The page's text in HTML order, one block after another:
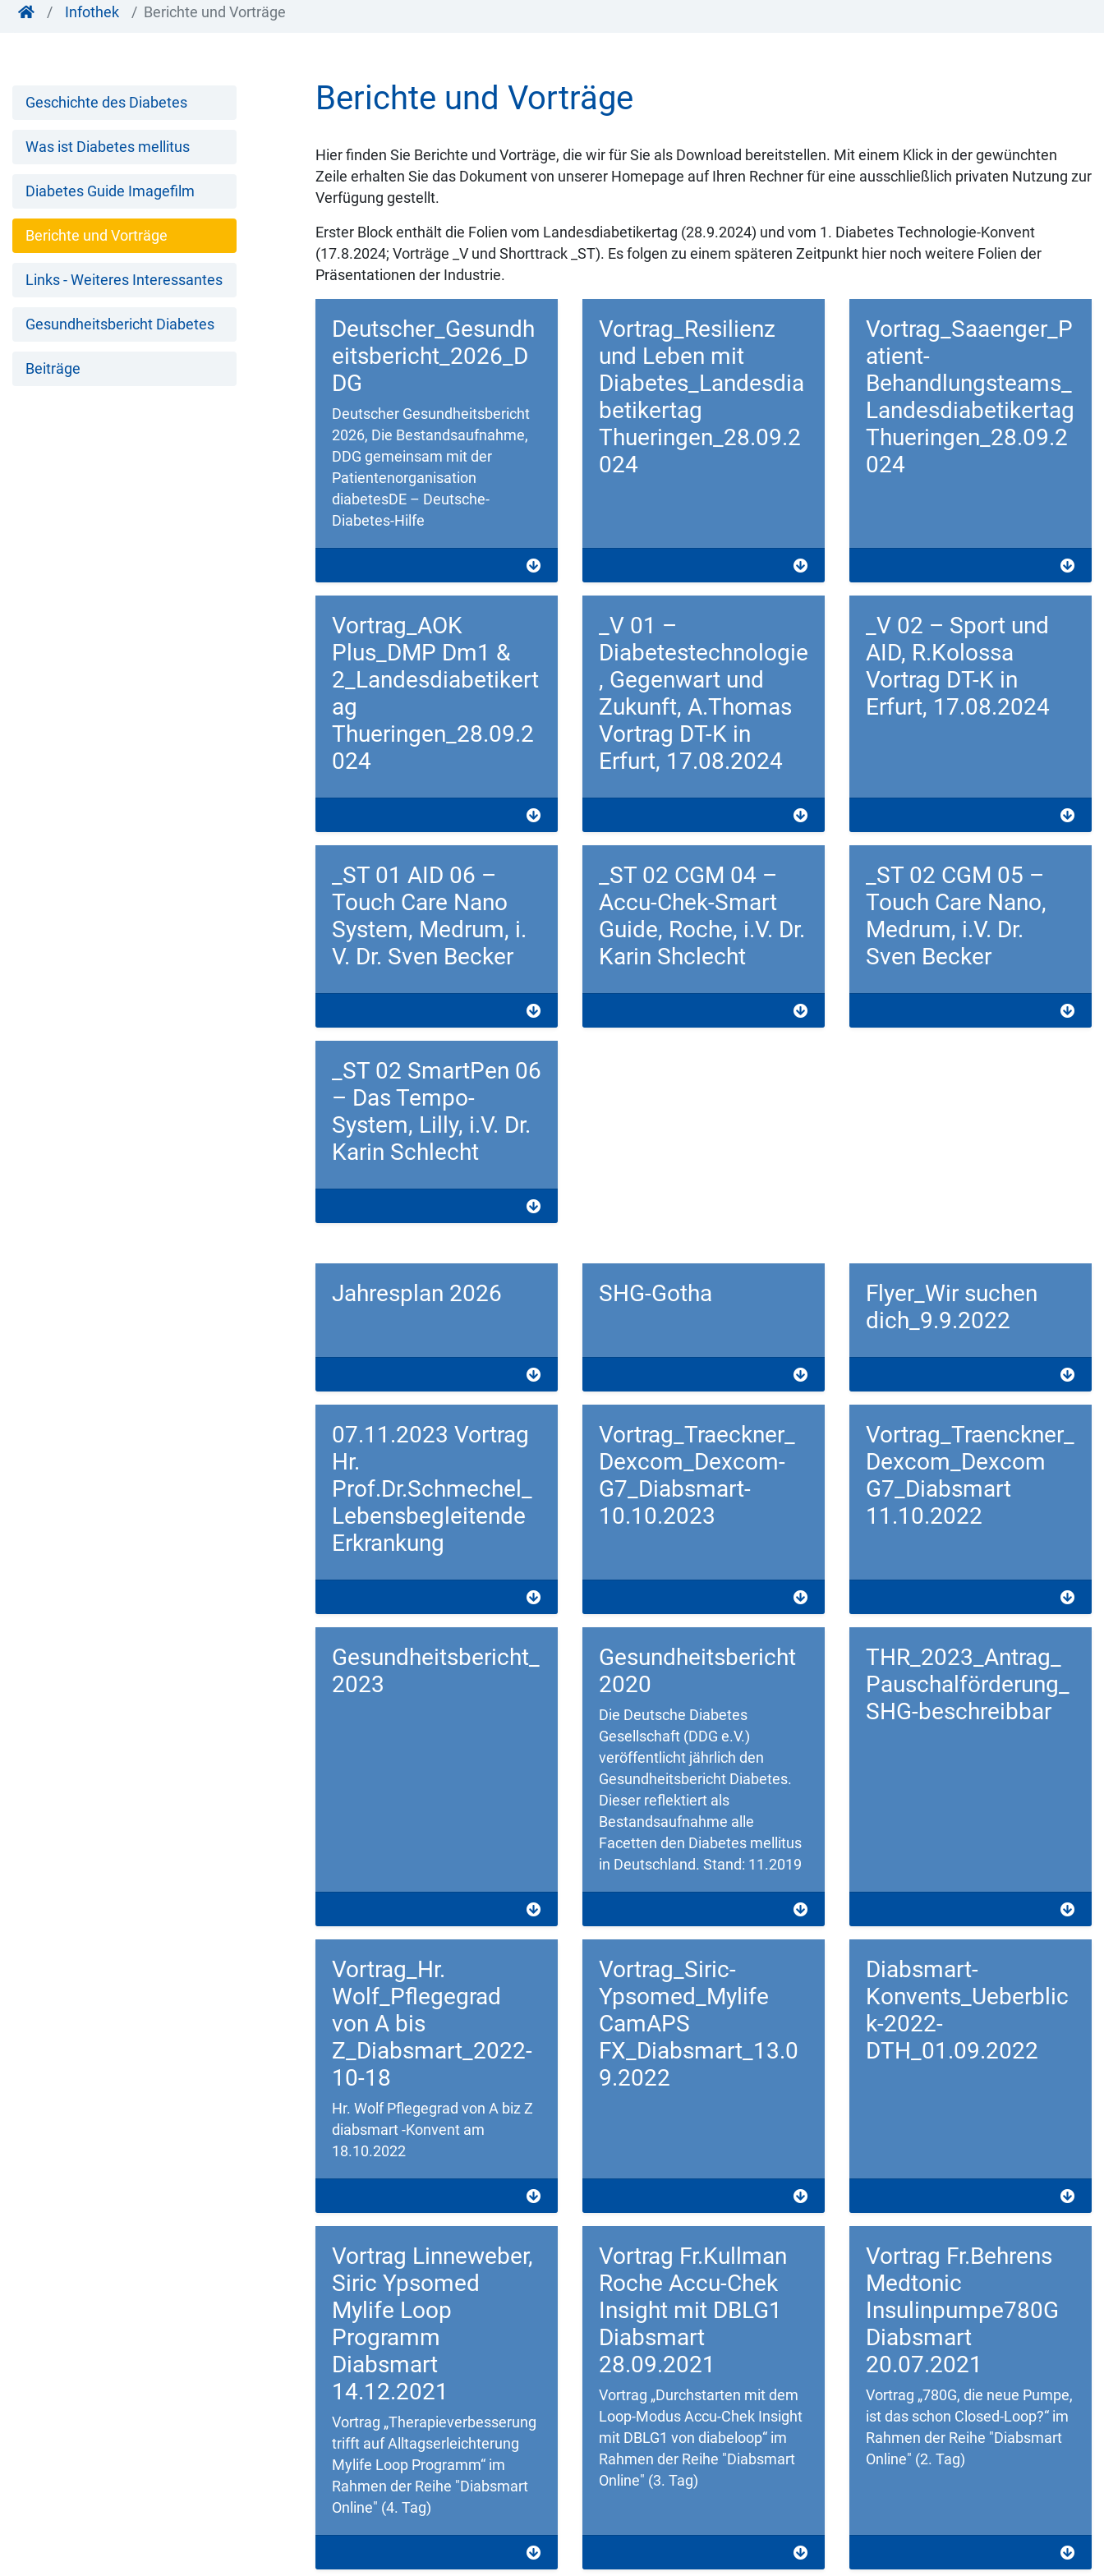
Infothek Berichte und Vorträge
Berichte und Vorträge
Hier finden Sie Berichte und Vorträge, die wir für Sie als Download bereitstellen. Mit einem Klick in der gewünchten
Zeile erhalten Sie das Dokument von unserer Homepage auf Ihren Rechner für eine ausschließlich privaten Nutzung zur
Verfügung gestellt.
Erster Block enthält die Folien vom Landesdiabetikertag (28.9.2024) und vom 1. Diabetes Technologie-Konvent
(17.8.2024; Vorträge _V und Shorttrack _ST). Es folgen zu einem späteren Zeitpunkt hier noch weitere Folien der
Präsentationen der Industrie.
Deutscher_Gesundh
eitsbericht_2026_D
DG
Deutscher Gesundheitsbericht
2026, Die Bestandsaufnahme,
DDG gemeinsam mit der
Patientenorganisation
diabetesDE – Deutsche-
Diabetes-Hilfe
Vortrag_Resilienz
und Leben mit
Diabetes_Landesdia
betikertag
Thueringen_28.09.2
024
Vortrag_Saaenger_P
atient-
Behandlungsteams_
Landesdiabetikertag
Thueringen_28.09.2
024
Vortrag_AOK
Plus_DMP Dm1 &
2_Landesdiabetikert
ag
Thueringen_28.09.2
024
_V 01 –
Diabetestechnologie
, Gegenwart und
Zukunft, A.Thomas
Vortrag DT-K in
Erfurt, 17.08.2024
_V 02 – Sport und
AID, R.Kolossa
Vortrag DT-K in
Erfurt, 17.08.2024
_ST 01 AID 06 –
Touch Care Nano
System, Medrum, i.
V. Dr. Sven Becker
_ST 02 CGM 04 –
Accu-Chek-Smart
Guide, Roche, i.V. Dr.
Karin Shclecht
_ST 02 CGM 05 –
Touch Care Nano,
Medrum, i.V. Dr.
Sven Becker
_ST 02 SmartPen 06
– Das Tempo-
System, Lilly, i.V. Dr.
Karin Schlecht
Jahresplan 2026 SHG-Gotha
Flyer_Wir suchen
dich_9.9.2022
07.11.2023 Vortrag
Hr.
Prof.Dr.Schmechel_
Lebensbegleitende
Erkrankung
Vortrag_Traeckner_
Dexcom_Dexcom-
G7_Diabsmart-
10.10.2023
Vortrag_Traenckner_
Dexcom_Dexcom
G7_Diabsmart
11.10.2022
Gesundheitsbericht_
2023
Gesundheitsbericht
2020
Die Deutsche Diabetes
Gesellschaft (DDG e.V.)
veröffentlicht jährlich den
Gesundheitsbericht Diabetes.
Dieser reflektiert als
Bestandsaufnahme alle
Facetten den Diabetes mellitus
in Deutschland. Stand: 11.2019
THR_2023_Antrag_
Pauschalförderung_
SHG-beschreibbar
Vortrag_Hr.
Wolf_Pflegegrad
von A bis
Z_Diabsmart_2022-
10-18
Hr. Wolf Pflegegrad von A biz Z
diabsmart -Konvent am
18.10.2022
Vortrag_Siric-
Ypsomed_Mylife
CamAPS
FX_Diabsmart_13.0
9.2022
Diabsmart-
Konvents_Ueberblic
k-2022-
DTH_01.09.2022
Vortrag Linneweber,
Siric Ypsomed
Mylife Loop
Programm
Diabsmart
14.12.2021
Vortrag „Therapieverbesserung
trifft auf Alltagserleichterung
Mylife Loop Programm“ im
Rahmen der Reihe "Diabsmart
Online" (4. Tag)
Vortrag Fr.Kullman
Roche Accu-Chek
Insight mit DBLG1
Diabsmart
28.09.2021
Vortrag „Durchstarten mit dem
Loop-Modus Accu-Chek Insight
mit DBLG1 von diabeloop“ im
Rahmen der Reihe "Diabsmart
Online" (3. Tag)
Vortrag Fr.Behrens
Medtonic
Insulinpumpe780G
Diabsmart
20.07.2021
Vortrag „780G, die neue Pumpe,
ist das schon Closed-Loop?“ im
Rahmen der Reihe "Diabsmart
Online" (2. Tag)
Geschichte des Diabetes
Was ist Diabetes mellitus
Diabetes Guide Imagefilm
Berichte und Vorträge
Links - Weiteres Interessantes
Gesundheitsbericht Diabetes
Beiträge